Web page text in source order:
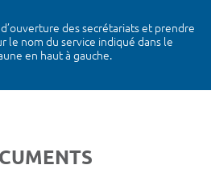
des secrétariats et prendre
le nom du service indiqué dans le
en haut à gauche.